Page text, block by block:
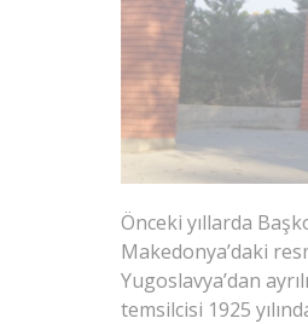
Önceki yıllarda
Makedonya’daki
Yugoslavya’dan
temsilcisi 1925